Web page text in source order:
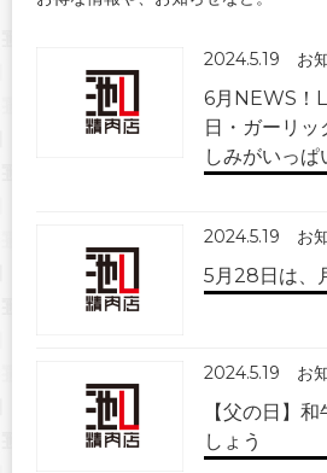
2024.5.19 お
6月NEWS！
日・ガーリ
しみがいっぱ
2024.5.19 お
5月28日は、
2024.5.19 お
【父の日】
しょう